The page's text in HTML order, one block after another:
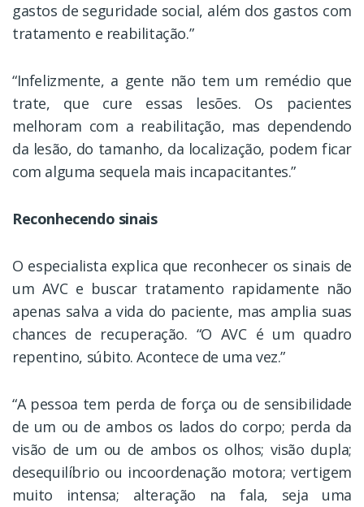
gastos de seguridade social, além dos gastos com
tratamento e reabilitação.”
“Infelizmente, a gente não tem um remédio que
trate, que cure essas lesões. Os pacientes
melhoram com a reabilitação, mas dependendo
da lesão, do tamanho, da localização, podem ficar
com alguma sequela mais incapacitantes.”
Reconhecendo sinais
O especialista explica que reconhecer os sinais de
um AVC e buscar tratamento rapidamente não
apenas salva a vida do paciente, mas amplia suas
chances de recuperação. “O AVC é um quadro
repentino, súbito. Acontece de uma vez.”
“A pessoa tem perda de força ou de sensibilidade
de um ou de ambos os lados do corpo; perda da
visão de um ou de ambos os olhos; visão dupla;
desequilíbrio ou incoordenação motora; vertigem
muito intensa; alteração na fala, seja uma